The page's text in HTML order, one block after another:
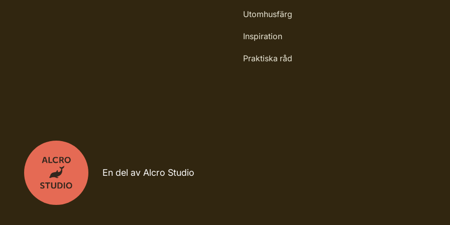
Utomhusfärg
Inspiration
Praktiska råd
En del av Alcro Studio